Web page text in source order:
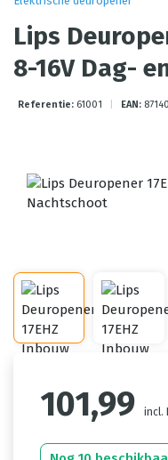
Lips
8-16V Dag-
Referentie: 61001 EAN:
101,99 incl.